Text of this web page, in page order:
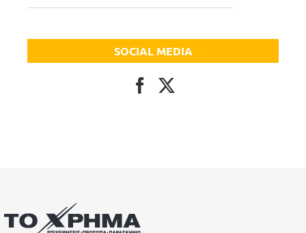
SOCIAL MEDIA